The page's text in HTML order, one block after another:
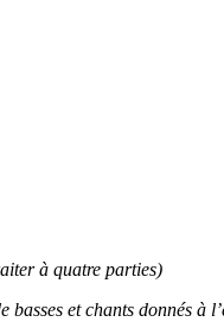
à quatre parties)
et chants donnés